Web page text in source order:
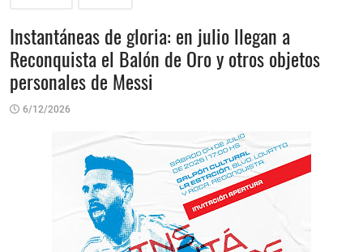
Instantáneas de gloria: en julio llegan a
Reconquista el Balón de Oro y otros objetos
personales de Messi
6/12/2026